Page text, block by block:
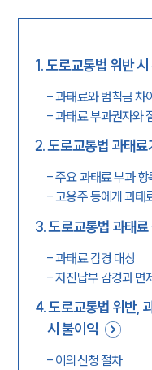
1.도로교통법 위반
-과태료와 범칙금 차
-과태료 부과권자와
2.도로교통법 과태
-주요 과태료 부과 항
-고용주 등에게 과태
3.도로교통법 과태
-과태료 감경 대상
-자진납부 감경과 면
4.도로교통법 위반,
시 불이익
- 이의신청 절차